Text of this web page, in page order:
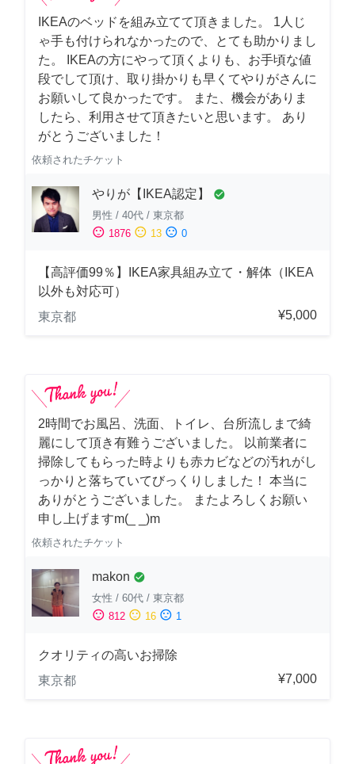
IKEAのベッドを組み立てて頂きました。 1人じ
ゃ手も付けられなかったので、とても助かりまし
た。 IKEAの方にやって頂くよりも、お手頃な値
段でして頂け、取り掛かりも早くてやりがさんに
お願いして良かったです。 また、機会がありま
したら、利用させて頂きたいと思います。 あり
がとうございました！
依頼されたチケット
やりが【IKEA認定】 check_circle
男性 / 40代 / 東京都
sentiment_satisfied 1876 sentiment_neutral 13 sentiment_dissatisfied 0
【高評価99％】IKEA家具組み立て・解体（IKEA
以外も対応可）
東京都
¥5,000
2時間でお風呂、洗面、トイレ、台所流しまで綺
麗にして頂き有難うございました。 以前業者に
掃除してもらった時よりも赤カビなどの汚れがし
っかりと落ちていてびっくりしました！ 本当に
ありがとうございました。 またよろしくお願い
申し上げますm(_ _)m
依頼されたチケット
makon check_circle
女性 / 60代 / 東京都
sentiment_satisfied 812 sentiment_neutral 16 sentiment_dissatisfied 1
クオリティの高いお掃除
東京都
¥7,000